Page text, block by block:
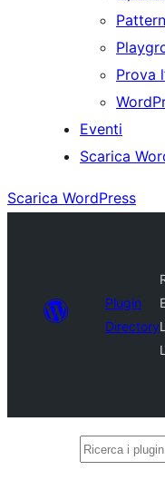
Pattern
Prova
Eventi
Scarica
Scarica WordPress
Plugin
Directory
Ricerca